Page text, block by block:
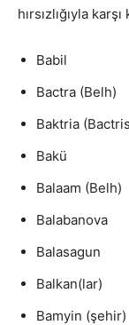
hırsızlığıyla karşı
Babil
Bactra (Belh)
Baktria
Bakü
Balaam (Belh)
Balabanova
Balasagun
Balkan(lar)
Bamyin (şehir)